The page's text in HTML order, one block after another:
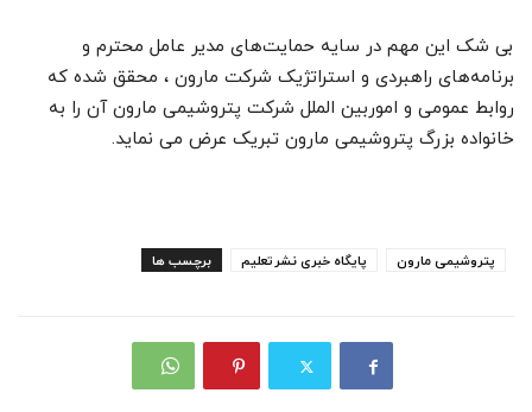
بی شک این مهم در سایه حمایت‌های مدیر عامل محترم و
برنامه‌های راهبردی و استراتژیک شرکت مارون ، محقق شده که
روابط عمومی و اموربین الملل شرکت پتروشیمی مارون آن را به
خانواده بزرگ پتروشیمی مارون تبریک عرض می نماید.
برچسب ها پایگاه خبری نشرتعلیم پتروشیمی مارون